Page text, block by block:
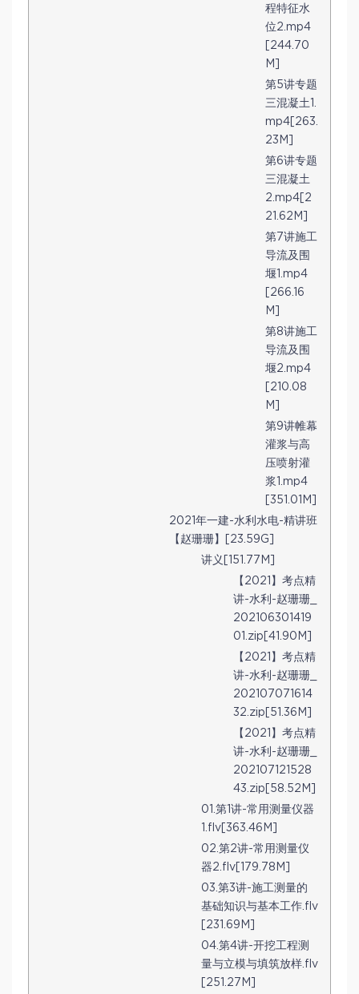
程特征水
位2.mp4
[244.70
M]
第5讲专题
三混凝土1.
mp4[263.
23M]
第6讲专题
三混凝土
2.mp4[2
21.62M]
第7讲施工
导流及围
堰1.mp4
[266.16
M]
第8讲施工
导流及围
堰2.mp4
[210.08
M]
第9讲帷幕
灌浆与高
压喷射灌
浆1.mp4
[351.01M]
2021年一建-水利水电-精讲班
【赵珊珊】[23.59G]
讲义[151.77M]
【2021】考点精
讲-水利-赵珊珊_
202106301419
01.zip[41.90M]
【2021】考点精
讲-水利-赵珊珊_
202107071614
32.zip[51.36M]
【2021】考点精
讲-水利-赵珊珊_
202107121528
43.zip[58.52M]
01.第1讲-常用测量仪器
1.flv[363.46M]
02.第2讲-常用测量仪
器2.flv[179.78M]
03.第3讲-施工测量的
基础知识与基本工作.flv
[231.69M]
04.第4讲-开挖工程测
量与立模与填筑放样.flv
[251.27M]